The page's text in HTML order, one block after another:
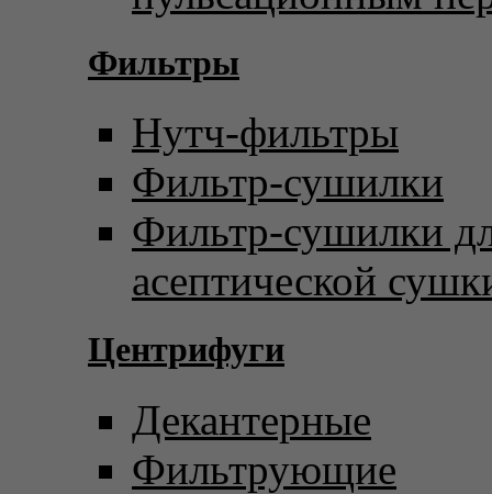
Фильтры
Нутч-фильтры
Фильтр-сушилки
Фильтр-сушилки
асептической
Центрифуги
Декантерные
Фильтрующие